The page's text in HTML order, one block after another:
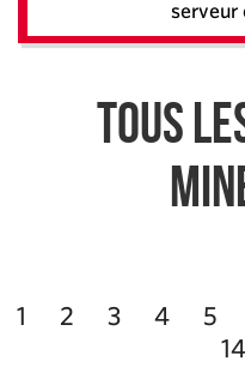
serveur
Tous
1
2 3 4 5